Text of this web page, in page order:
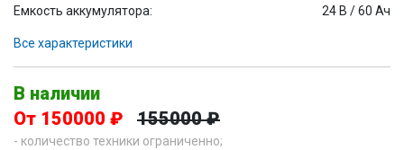
Емкость аккумулятора:
24 В / 60 Ач
Все характеристики
В наличии
От 150000 ₽
155000 ₽
- количество техники ограниченно;